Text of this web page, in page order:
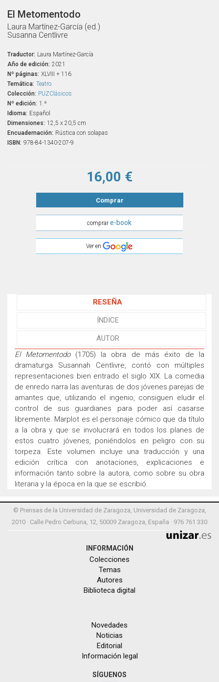
El Metomentodo
Laura Martínez-García (ed.)
Susanna Centlivre
Traductor: Laura Martínez-García
Año de edición: 2021
Nº páginas: XLVIII + 116
Temática: Teatro
Colección: PUZClásicos
Nº edición: 1.ª
Idioma: Español
Dimensiones: 12,5 x 20,5 cm
Encuadernación: Rústica con solapas
ISBN: 978-84-1340-207-9
16,00 €
Comprar
comprare-book
Ver en
RESEÑA
ÍNDICE
AUTOR
El Metomentodo(1705) la obra de más éxito de la
dramaturga Susannah Centlivre, contó con múltiples
representaciones bien entrado el siglo XIX. La comedia
de enredo narra las aventuras de dos jóvenes parejas de
amantes que, utilizando el ingenio, consiguen eludir el
control de sus guardianes para poder así casarse
libremente. Marplot es el personaje cómico que da título
a la obra y que se involucrará en todos los planes de
estos cuatro jóvenes, poniéndolos en peligro con su
torpeza. Este volumen incluye una traducción y una
edición crítica con anotaciones, explicaciones e
información tanto sobre la autora, como sobre su obra
literaria y la época en la que se escribió.
© Prensas de la Universidad de Zaragoza, Universidad de Zaragoza,
2010 · Calle Pedro Cerbuna, 12, 50009 Zaragoza, España · 976 761 330
INFORMACIÓN
Colecciones
Temas
Autores
Biblioteca digital
Novedades
Noticias
Editorial
Información legal
SÍGUENOS